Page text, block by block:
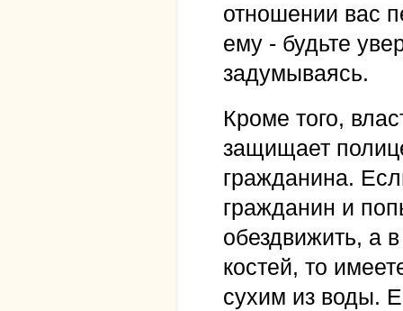
отношении вас
ему - будьте
задумываясь.
Кроме того,
защищает
гражданина.
гражданин и
обездвижить, а
костей, то
сухим из воды.